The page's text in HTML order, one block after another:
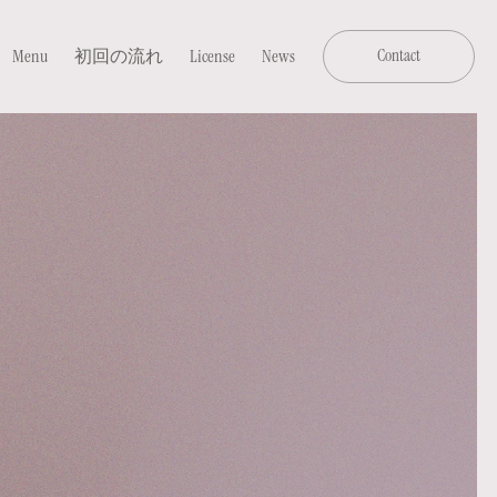
Menu 初回の流れ License News Contact